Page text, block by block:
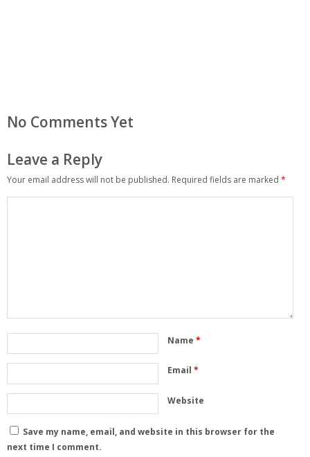
No Comments Yet
Leave a Reply
Your email address will not be published. Required fields are marked *
Name *
Email *
Website
Save my name, email, and website in this browser for the
next time I comment.